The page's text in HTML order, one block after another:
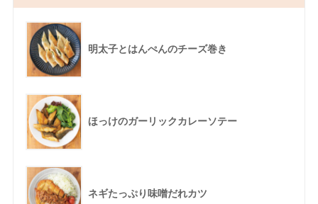
明太子とはんぺんのチーズ巻き
ほっけのガーリックカレーソテー
ネギたっぷり味噌だれカツ